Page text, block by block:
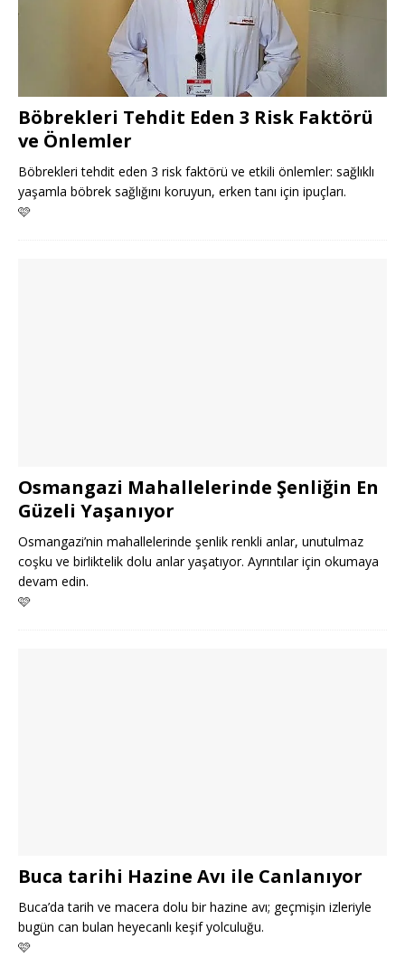
Böbrekleri Tehdit Eden 3 Risk Faktörü
ve Önlemler
Böbrekleri tehdit eden 3 risk faktörü ve etkili önlemler: sağlıklı
yaşamla böbrek sağlığını koruyun, erken tanı için ipuçları.
🩷
Osmangazi Mahallelerinde Şenliğin En
Güzeli Yaşanıyor
Osmangazi’nin mahallelerinde şenlik renkli anlar, unutulmaz
coşku ve birliktelik dolu anlar yaşatıyor. Ayrıntılar için okumaya
devam edin.
🩷
Buca tarihi Hazine Avı ile Canlanıyor
Buca’da tarih ve macera dolu bir hazine avı; geçmişin izleriyle
bugün can bulan heyecanlı keşif yolculuğu.
🩷